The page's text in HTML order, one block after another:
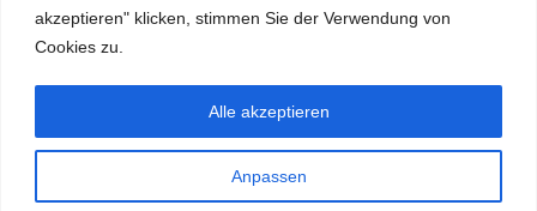
akzeptieren" klicken, stimmen Sie der Verwendung von
Cookies zu.
Anpassen
Alle akzeptieren
Impressum
Datenschutz